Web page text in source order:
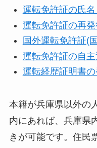
運転免許証の氏
運転免許証の再
国外運転免許証(
運転免許証の自
運転経歴証明書
本籍が兵庫県以外の
内にあれば、兵庫県
きが可能です。住民